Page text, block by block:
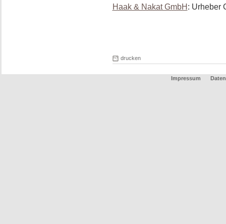
Haak & Nakat GmbH : Urheber
drucken
Impressum